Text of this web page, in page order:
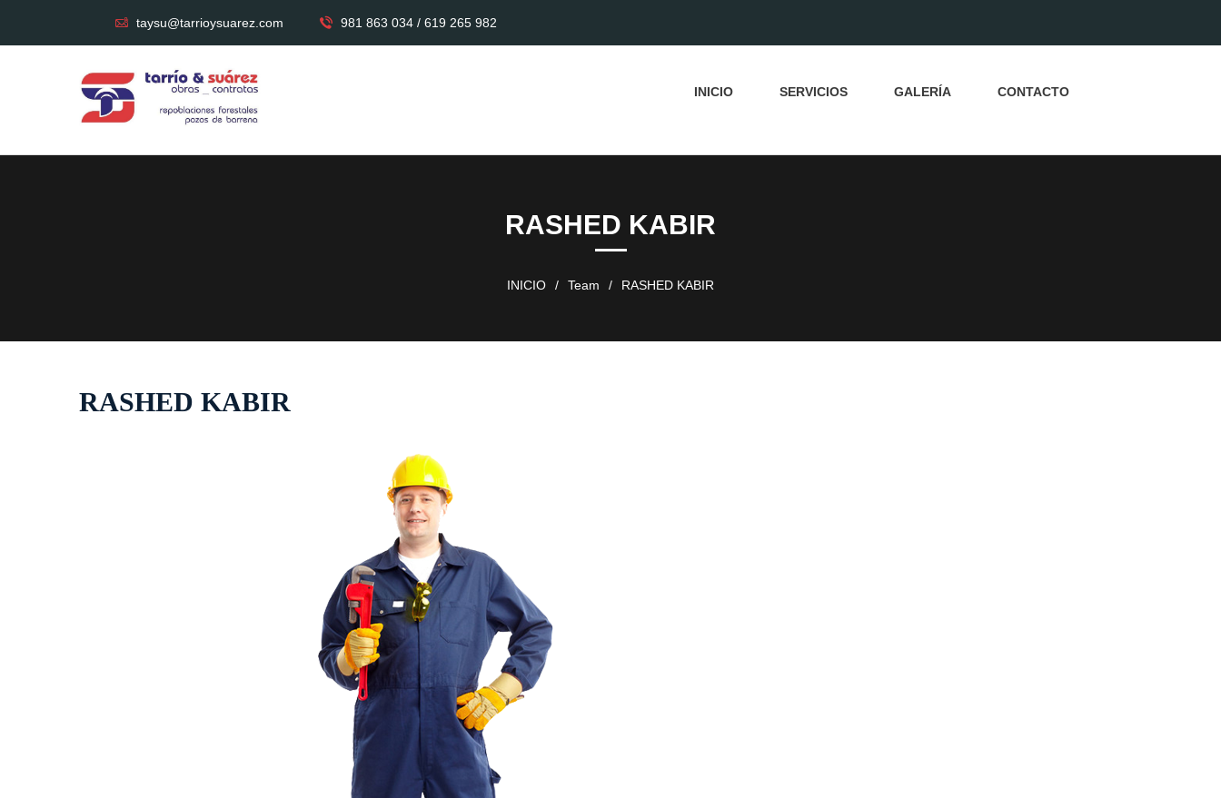
taysu@tarrioysuarez.com 981 863 034 / 619 265 982
INICIO SERVICIOS GALERÍA CONTACTO
RASHED KABIR
INICIO / Team / RASHED KABIR
RASHED KABIR